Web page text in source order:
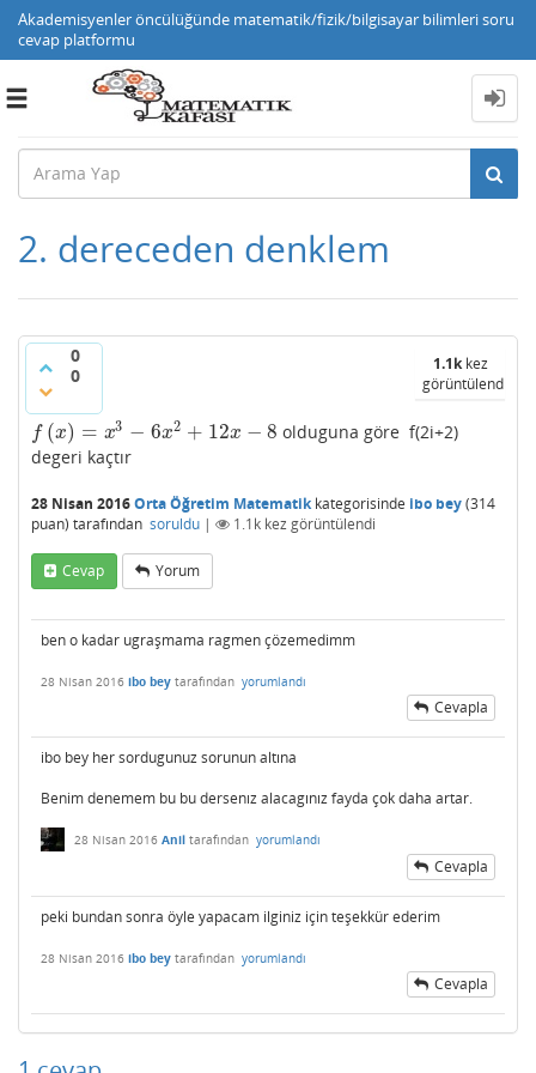
Akademisyenler öncülüğünde matematik/fizik/bilgisayar bilimleri soru
cevap platformu
Toggle
2. dereceden denklem
0
0
1.1kkez
görüntülendi
f (x) = x3 − 6x2 + 12x − 8
f(x)=x −6 x2+ 12 x−8
olduguna göre f(2i+2)
degeri kaçtır
28 Nisan 2016Orta Öğretim Matematikkategorisinde ibo bey(314
puan) tarafından soruldu | 1.1k kez görüntülendi
Cevap Yorum
ben o kadar ugraşmama ragmen çözemedimm
28 Nisan 2016 ibo bey tarafından yorumlandı
Cevapla
ibo bey her sordugunuz sorunun altına
Benim denemem bu bu dersenız alacagınız fayda çok daha artar.
28 Nisan 2016 Anil tarafından yorumlandı
Cevapla
peki bundan sonra öyle yapacam ilginiz için teşekkür ederim
28 Nisan 2016 ibo bey tarafından yorumlandı
Cevapla